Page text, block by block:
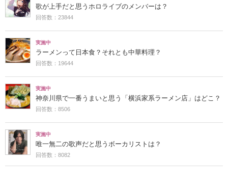
歌が上手だと思うホロライブのメンバーは？
回答数：23844
実施中
ラーメンって日本食？それとも中華料理？
回答数：19644
実施中
神奈川県で一番うまいと思う「横浜家系ラーメン店」はどこ？
回答数：8506
実施中
唯一無二の歌声だと思うボーカリストは？
回答数：8082